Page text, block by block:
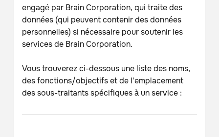
engagé par Brain Corporation, qui traite des
données (qui peuvent contenir des données
personnelles) si nécessaire pour soutenir les
services de Brain Corporation.
Vous trouverez ci-dessous une liste des noms,
des fonctions/objectifs et de l'emplacement
des sous-traitants spécifiques à un service :